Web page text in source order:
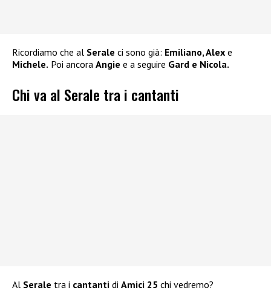
Ricordiamo che al Serale ci sono già: Emiliano, Alex e
Michele. Poi ancora Angie e a seguire Gard e Nicola.
Chi va al Serale tra i cantanti
Al Serale tra i cantanti di Amici 25 chi vedremo?